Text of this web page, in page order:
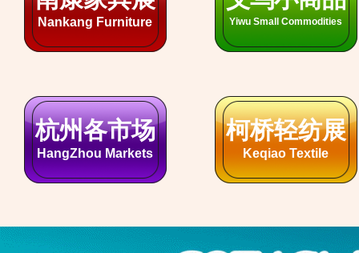
安徽各市场 山东各市场
ShanDong Markets
四川各市场 湖北各市场